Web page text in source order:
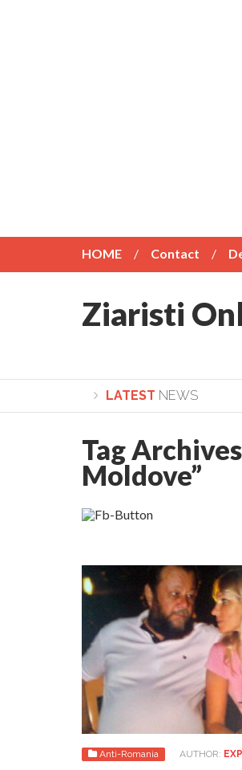
HOME Contact
Ziaristi
LATEST NEWS
Lepădarea de sine și urmarea
Tag
Moldove”
Anti-Romania AUTHOR: